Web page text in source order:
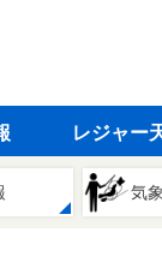
レジャー
気